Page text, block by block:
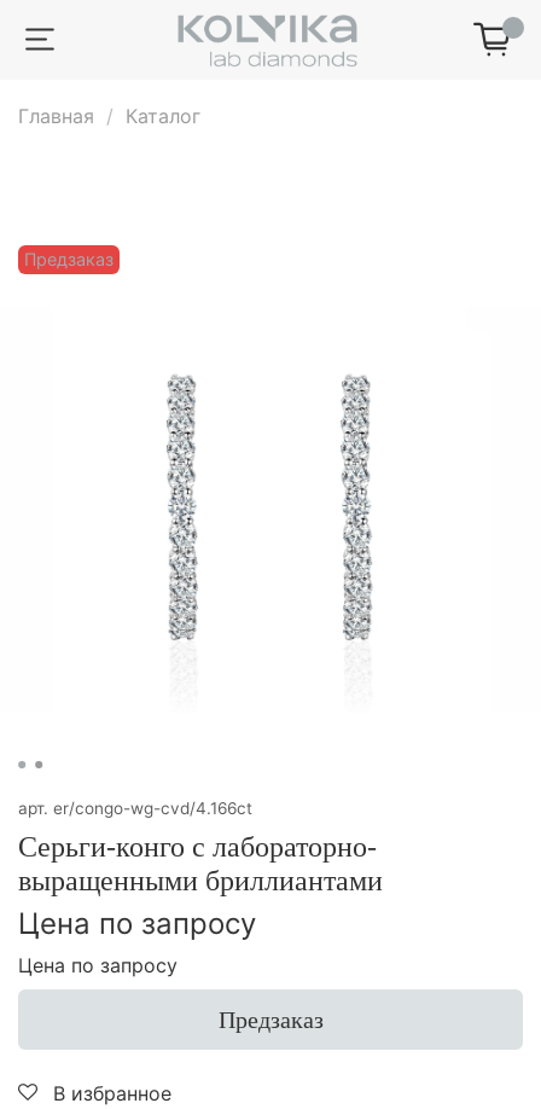
Главная Каталог
Предзаказ
арт. er/congo-wg-cvd/4.166ct
Серьги-конго с лабораторно-
выращенными бриллиантами
Цена по запросу
Цена по запросу
Предзаказ
В избранное